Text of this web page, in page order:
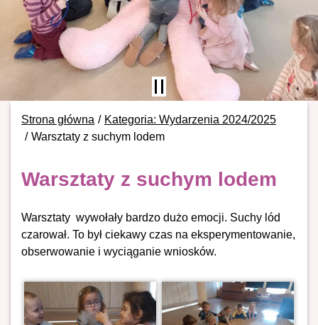
Strona główna
Kategoria: Wydarzenia 2024/2025
Warsztaty z suchym lodem
Warsztaty z suchym lodem
Warsztaty wywołały bardzo dużo emocji. Suchy lód
czarował. To był ciekawy czas na eksperymentowanie,
obserwowanie i wyciąganie wniosków.